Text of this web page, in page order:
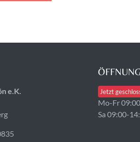
e.K.
Jetzt
Mo-Fr
Sa 09:00-